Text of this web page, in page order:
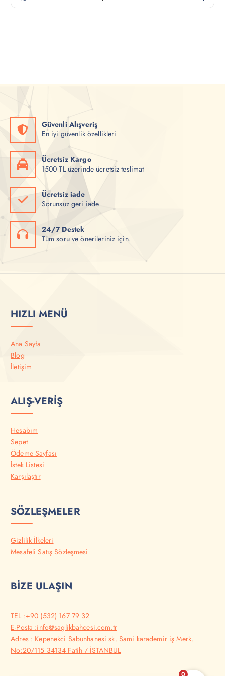
n
4
.
a
3
Güvenli Alışveriş
En iyi güvenlik özellikleri
Ücretsiz Kargo
1500 TL üzerinde ücretsiz teslimat
Ücretsiz iade
Sorunsuz geri iade
24/7 Destek
Tüm soru ve önerileriniz için.
HIZLI MENÜ
Ana Sayfa
Blog
İletişim
ALIŞ-VERİŞ
Hesabım
Sepet
Ödeme Sayfası
İstek Listesi
Karşılaştır
SÖZLEŞMELER
Gizlilik İlkeleri
Mesafeli Satış Sözleşmesi
BİZE ULAŞIN
TEL :+90 (532) 167 79 32
E-Posta :info@saglikbahcesi.com.tr
Adres : Kepenekci Sabunhanesi sk. Sami karademir iş Merk.
No:20/115 34134 Fatih / İSTANBUL